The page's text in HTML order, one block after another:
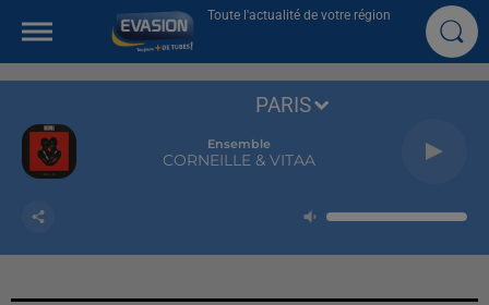
Toute l'actualité de votre région
Ensemble
CORNEILLE & VITAA
PARIS